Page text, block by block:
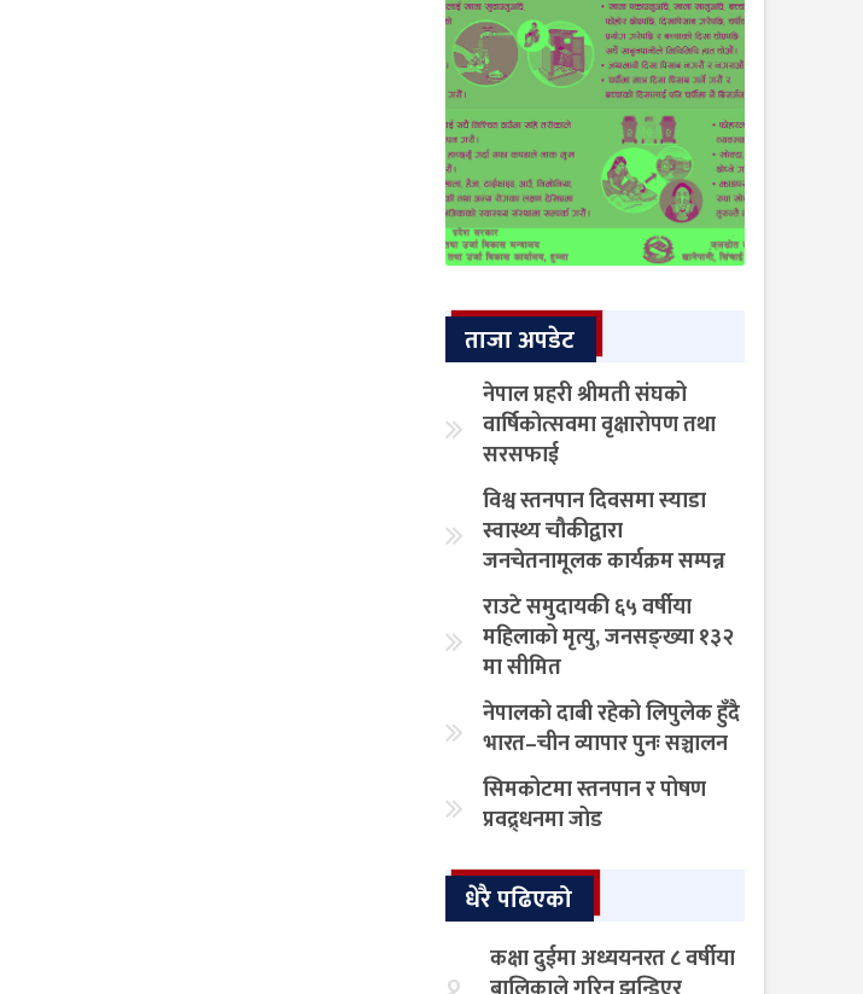
ताजा अपडेट
नेपाल प्रहरी श्रीमती संघको
वार्षिकोत्सवमा वृक्षारोपण तथा
सरसफाई
विश्व स्तनपान दिवसमा स्याडा
स्वास्थ्य चौकीद्वारा
जनचेतनामूलक कार्यक्रम सम्पन्न
राउटे समुदायकी ६५ वर्षीया
महिलाको मृत्यु, जनसङ्ख्या १३२
मा सीमित
नेपालको दाबी रहेको लिपुलेक हुँदै
भारत–चीन व्यापार पुनः सञ्चालन
सिमकोटमा स्तनपान र पोषण
प्रवद्र्धनमा जोड
धेरै पढिएको
कक्षा दुईमा अध्ययनरत ८ वर्षीया